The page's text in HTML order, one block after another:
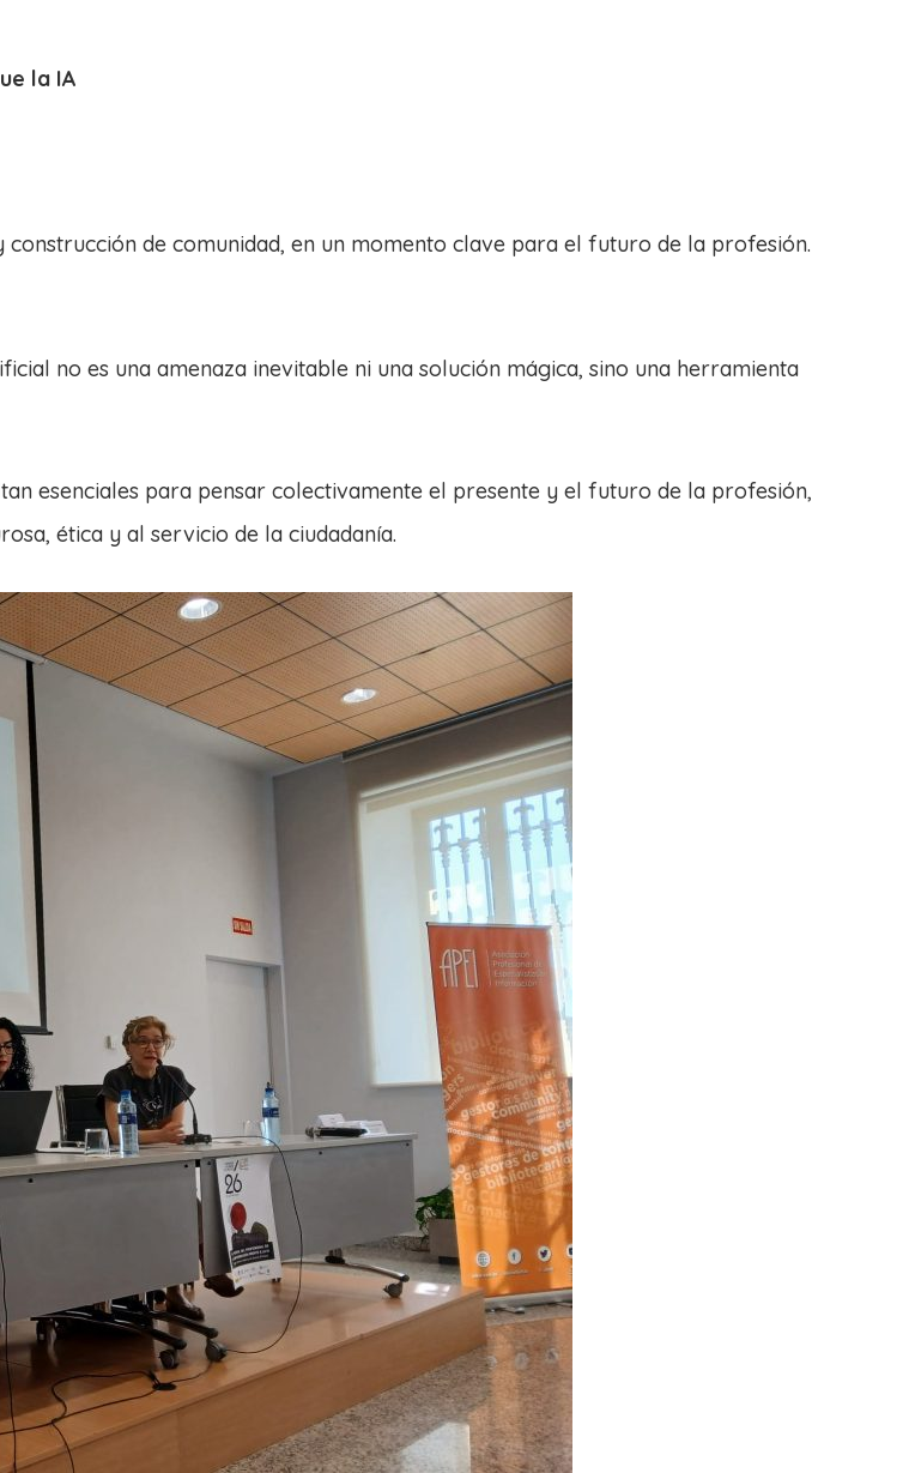
la IA
de comunidad, en un momento clave para el futuro de la profesión.
no es una amenaza inevitable ni una solución mágica, sino una herramienta
esenciales para pensar colectivamente el presente y el futuro de la profesión,
ética y al servicio de la ciudadanía.